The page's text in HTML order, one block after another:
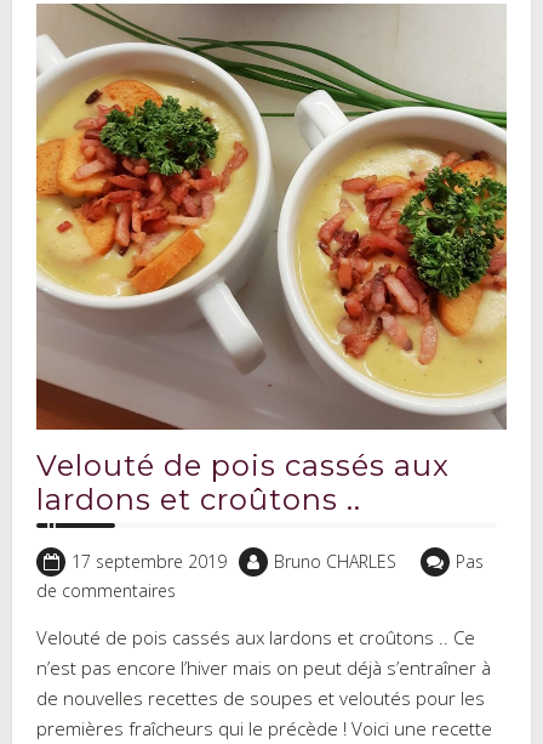
Velouté de pois cassés aux
lardons et croûtons ..
17 septembre 2019 Bruno CHARLES
Pas
de commentaires
Velouté de pois cassés aux lardons et croûtons .. Ce
n’est pas encore l’hiver mais on peut déjà s’entraîner à
de nouvelles recettes de soupes et veloutés pour les
premières fraîcheurs qui le précède ! Voici une recette